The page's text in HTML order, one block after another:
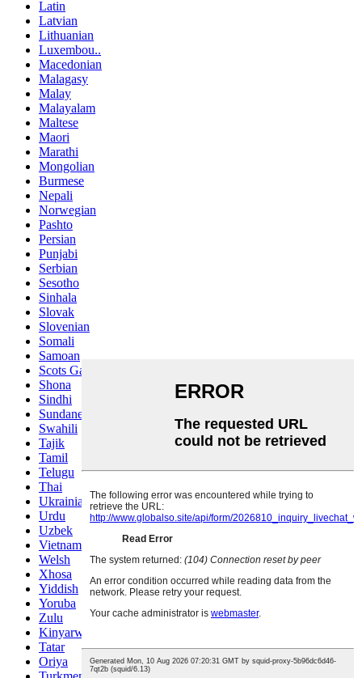
Latin
Latvian
Lithuanian
Luxembou..
Macedonian
Malagasy
Malay
Malayalam
Maltese
Maori
Marathi
Mongolian
Burmese
Nepali
Norwegian
Pashto
Persian
Punjabi
Serbian
Sesotho
Sinhala
Slovak
Slovenian
Somali
Samoan
Scots Gaelic
Shona
Sindhi
Sundanese
Swahili
Tajik
Tamil
Telugu
Thai
Ukrainian
Urdu
Uzbek
Vietnamese
Welsh
Xhosa
Yiddish
Yoruba
Zulu
Kinyarwanda
Tatar
Oriya